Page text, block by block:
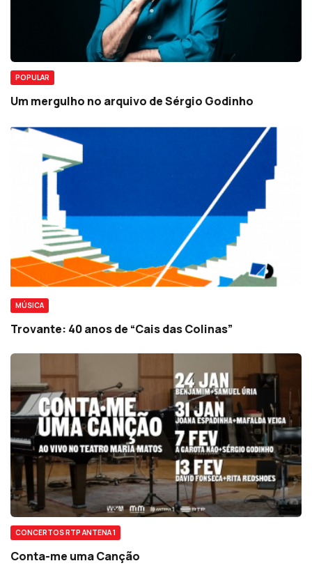
POPULAR
Um mergulho no arquivo de Sérgio Godinho
MÚSICA
Trovante: 40 anos de “Cais das Colinas”
CONCERTOS RTP ANTENA 1
Conta-me uma Canção